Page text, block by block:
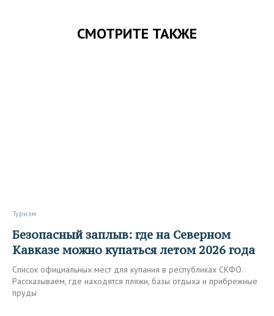
СМОТРИТЕ ТАКЖЕ
Туризм
Безопасный заплыв: где на Северном
Кавказе можно купаться летом 2026 года
Список официальных мест для купания в республиках СКФО.
Рассказываем, где находятся пляжи, базы отдыха и прибрежные
пруды